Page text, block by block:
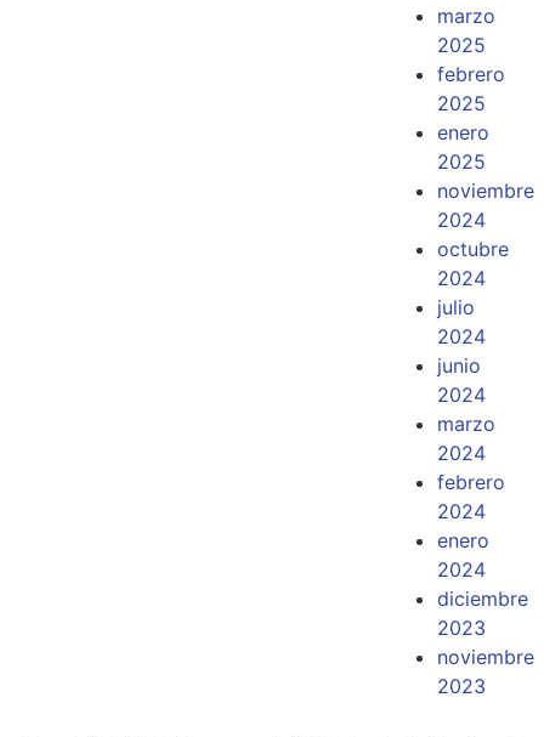
marzo
2025
febrero
2025
enero
2025
noviembre
2024
octubre
2024
julio
2024
junio
2024
marzo
2024
febrero
2024
enero
2024
diciembre
2023
noviembre
2023